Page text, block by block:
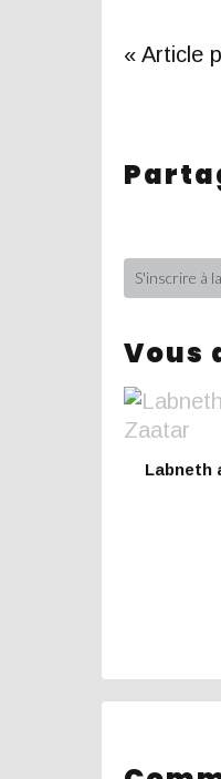
« Article
S'inscrire à
Vous
Labneth